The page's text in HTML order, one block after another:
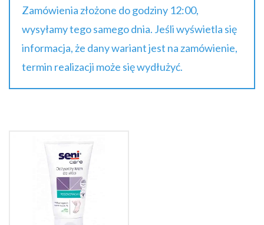
Zamówienia złożone do godziny 12:00,
wysyłamy tego samego dnia. Jeśli wyświetla się
informacja, że dany wariant jest na zamówienie,
termin realizacji może się wydłużyć.